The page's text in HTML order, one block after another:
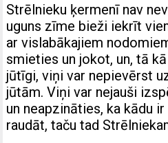
Strēlnieku ķermenī nav
uguns zīme bieži iekrīt
ar vislabākajiem
smieties un jokot, un, tā
jūtīgi, viņi var nepievērst
jūtām. Viņi var nejauši
un neapzināties, ka kādu
raudāt, taču tad